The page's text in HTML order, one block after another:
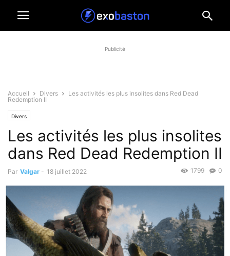
Publicité
Accueil Divers
Les activités les plus insolites dans Red Dead
Redemption II
Divers
Les activités les plus insolites
dans Red Dead Redemption II
Par Valgar - 18 juillet 2022 0
1799